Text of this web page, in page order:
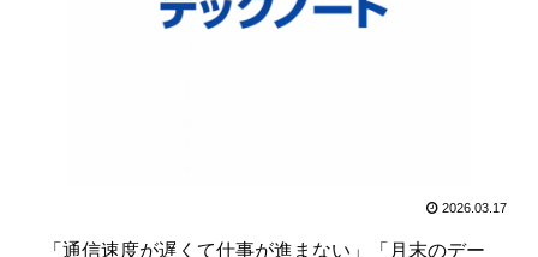
2026.03.17
「通信速度が遅くて仕事が進まない」「月末のデー